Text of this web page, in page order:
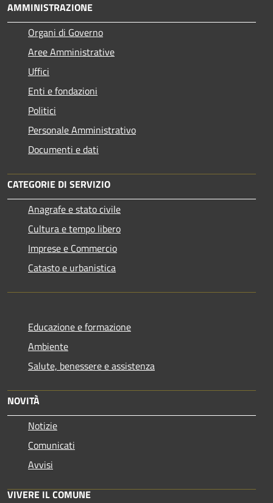
AMMINISTRAZIONE
Organi di Governo
Aree Amministrative
Uffici
Enti e fondazioni
Politici
Personale Amministrativo
Documenti e dati
CATEGORIE DI SERVIZIO
Anagrafe e stato civile
Cultura e tempo libero
Imprese e Commercio
Catasto e urbanistica
Educazione e formazione
Ambiente
Salute, benessere e assistenza
NOVITÀ
Notizie
Comunicati
Avvisi
VIVERE IL COMUNE